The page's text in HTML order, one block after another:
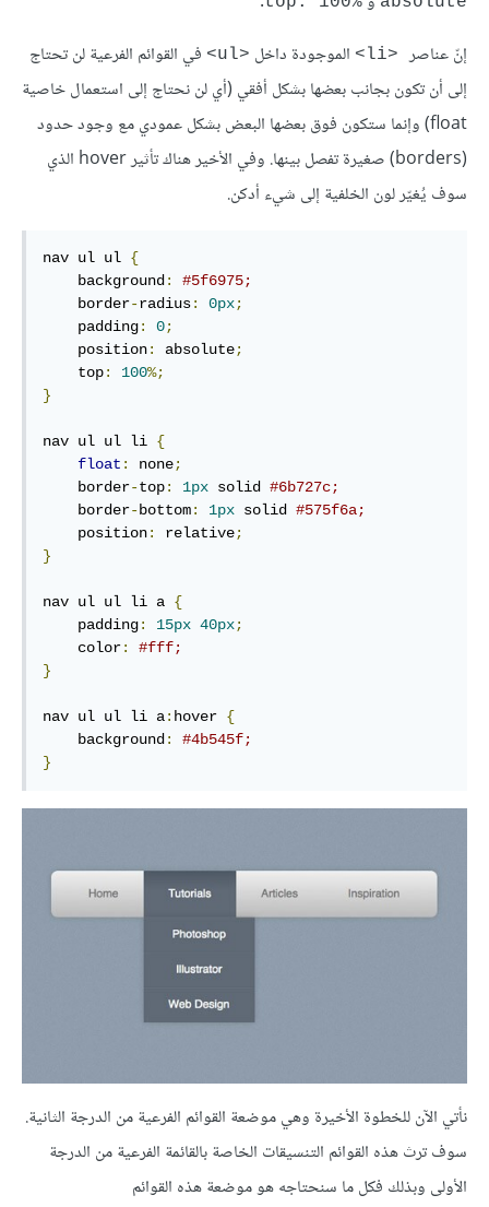
إنّ عناصر <li> الموجودة داخل <ul>
في القوائم الفرعية لن تحتاج
إلى أن تكون بجانب بعضها بشكل أفقي (أي لن نحتاج إلى استعمال خاصية
float) وإنما ستكون فوق بعضها البعض بشكل عمودي مع وجود حدود
(borders) صغيرة تفصل بينها. وفي الأخير هناك تأثير hover الذي
سوف يُغيّر لون الخلفية إلى شيء أدكن.
nav ul ul {
    background
:
#5f6975;
border-radius: 0px;
padding: 0;
    position
: absolute;
top: 100%;
}
nav ul ul li {
float : none;
    border
-top: 1px solid #6b727c;
    border
-bottom: 1px solid #575f6a;
    position
: relative;
}
nav ul ul li a {
    padding
: 15px 40px;
    color
:
#fff;
}
nav ul ul li a: hover {
    background
:
#4b545f;
}
نأتي الآن للخطوة الأخيرة وهي موضعة القوائم الفرعية من الدرجة الثانية.
سوف ترث هذه القوائم التنسيقات الخاصة بالقائمة الفرعية من الدرجة
الأولى وبذلك فكل ما سنحتاجه هو موضعة هذه القوائم